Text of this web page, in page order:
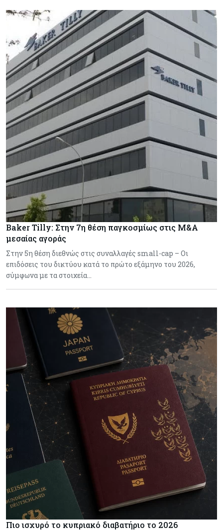
Baker Tilly: Στην 7η θέση παγκοσμίως στις M&A
μεσαίας αγοράς
Στην 5η θέση διεθνώς στις συναλλαγές small-cap – Οι
επιδόσεις του δικτύου κατά το πρώτο εξάμηνο του 2026,
σύμφωνα με τα στοιχεία…
Πιο ισχυρό το κυπριακό διαβατήριο το 2026